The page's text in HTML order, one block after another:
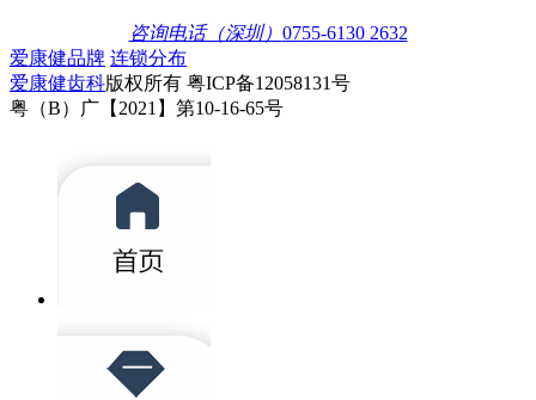
咨询电话（深圳） 0755-6130 2632
爱康健品牌 连锁分布
爱康健齿科版权所有 粤ICP备12058131号
粤（B）广【2021】第10-16-65号